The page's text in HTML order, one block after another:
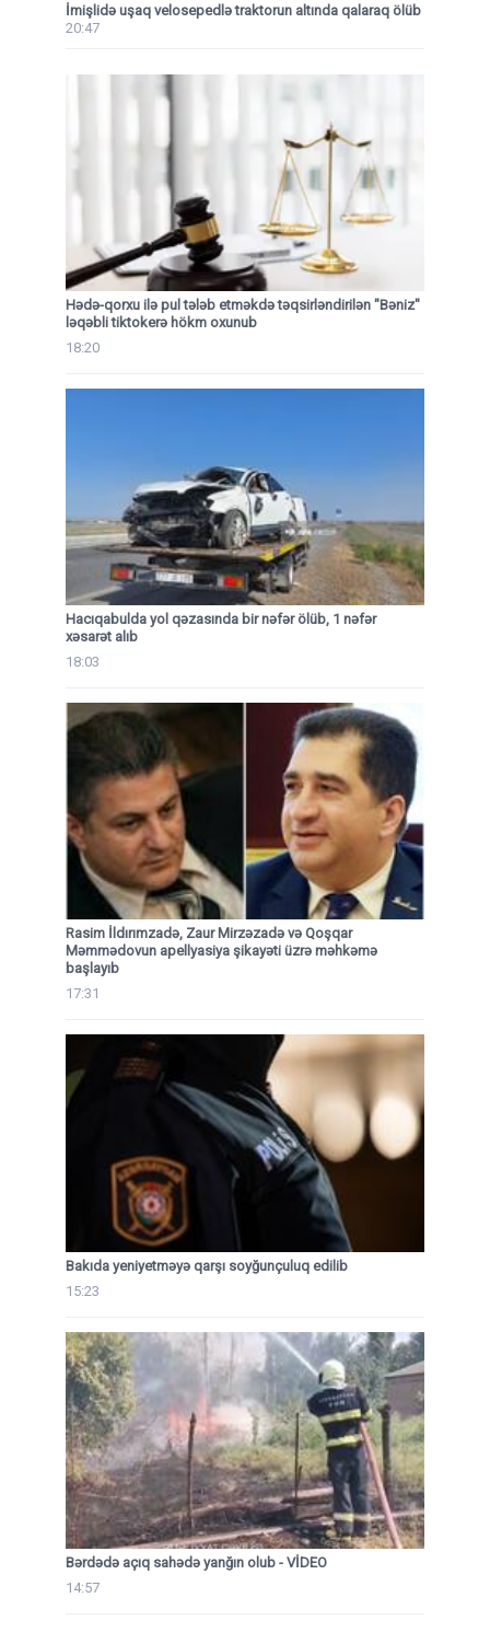
İmişlidə uşaq velosepedlə traktorun altında qalaraq ölüb
20:47
Hədə-qorxu ilə pul tələb etməkdə təqsirləndirilən "Bəniz"
ləqəbli tiktokerə hökm oxunub
18:20
Hacıqabulda yol qəzasında bir nəfər ölüb, 1 nəfər
xəsarət alıb
18:03
Rasim İldırımzadə, Zaur Mirzəzadə və Qoşqar
Məmmədovun apellyasiya şikayəti üzrə məhkəmə
başlayıb
17:31
Bakıda yeniyetməyə qarşı soyğunçuluq edilib
15:23
Bərdədə açıq sahədə yanğın olub - VİDEO
14:57